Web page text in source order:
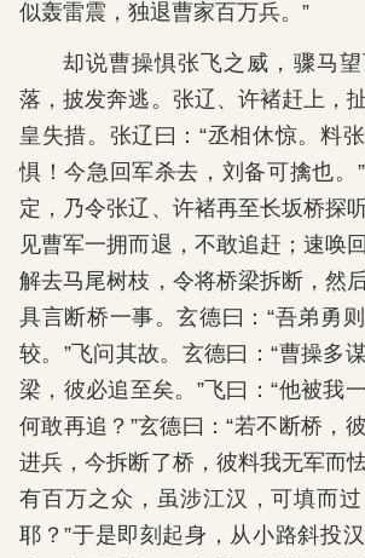
似轰雷震，独退曹家百万兵。”
却说曹操惧张飞之威，骤马
落，披发奔逃。张辽、许褚赶上，
皇失措。张辽曰：“丞相休惊。料
惧！今急回军杀去，刘备可擒也。
定，乃令张辽、许褚再至长坂桥探
见曹军一拥而退，不敢追赶；速唤
解去马尾树枝，令将桥梁拆断，然
具言断桥一事。玄德曰：“吾弟勇
较。”飞问其故。玄德曰：“曹操多
梁，彼必追至矣。”飞曰：“他被我
何敢再追？”玄德曰：“若不断桥，
进兵，今拆断了桥，彼料我无军而
有百万之众，虽涉江汉，可填而
耶？”于是即刻起身，从小路斜投